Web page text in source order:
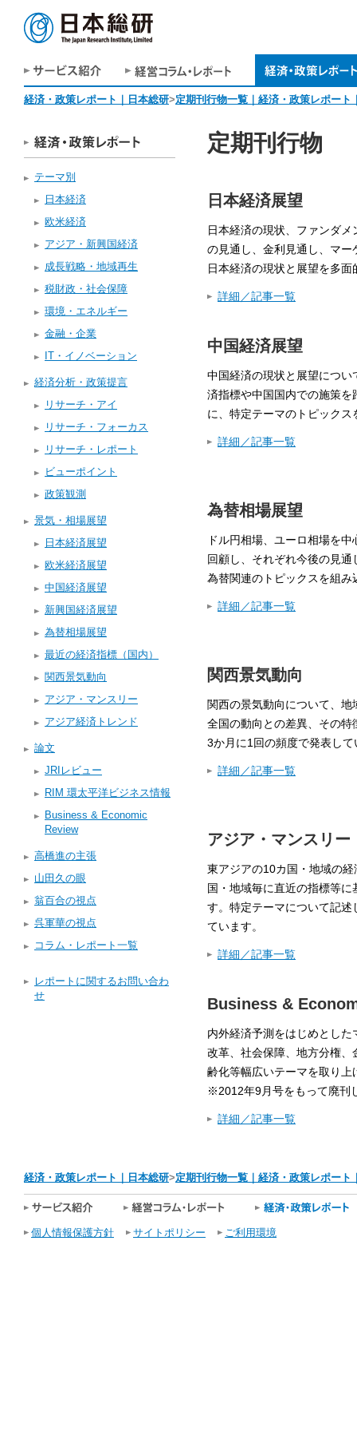
経済・政策レポート｜日本総研>定期刊行物一覧｜経済・政策レポート
定期刊行物
日本経済展望
日本経済の現状、ファンダ
の見通し、金利見通し、マ
日本経済の現状と展望を多
詳細／記事一覧
中国経済展望
中国経済の現状と展望につ
済指標や中国国内での施策
に、特定テーマのトピック
詳細／記事一覧
為替相場展望
ドル円相場、ユーロ相場を
回顧し、それぞれ今後の見
為替関連のトピックスを組み
詳細／記事一覧
関西景気動向
関西の景気動向について、
全国の動向との差異、その
3か月に1回の頻度で発表して
詳細／記事一覧
アジア・マンスリー
東アジアの10カ国・地域の
国・地域毎に直近の指標等
す。特定テーマについて記
ています。
詳細／記事一覧
Business &
内外経済予測をはじめとし
改革、社会保障、地方分権
齢化等幅広いテーマを取り上
※2012年9月号をもって廃刊
詳細／記事一覧
テーマ別
日本経済
欧米経済
アジア・新興国経済
成長戦略・地域再生
税財政・社会保障
環境・エネルギー
金融・企業
IT・イノベーション
経済分析・政策提言
リサーチ・アイ
リサーチ・フォーカス
リサーチ・レポート
ビューポイント
政策観測
景気・相場展望
日本経済展望
欧米経済展望
中国経済展望
新興国経済展望
為替相場展望
最近の経済指標（国内）
関西景気動向
アジア・マンスリー
アジア経済トレンド
論文
JRIレビュー
RIM 環太平洋ビジネス情報
Business & Economic
Review
高橋進の主張
山田久の眼
翁百合の視点
呉軍華の視点
コラム・レポート一覧
レポートに関するお問い合わ
せ
経済・政策レポート｜日本総研>定期刊行物一覧｜経済・政策レポート
個人情報保護方針 サイトポリシー ご利用環境